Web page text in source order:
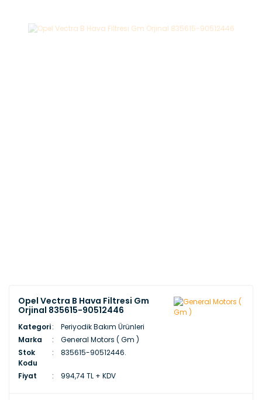
Opel Vectra B Hava Filtresi Gm
Orjinal 835615-90512446
Kategori
Periyodik Bakım Ürünleri
Marka
General Motors ( Gm )
Stok
Kodu
835615-90512446.
Fiyat 994,74 TL + KDV